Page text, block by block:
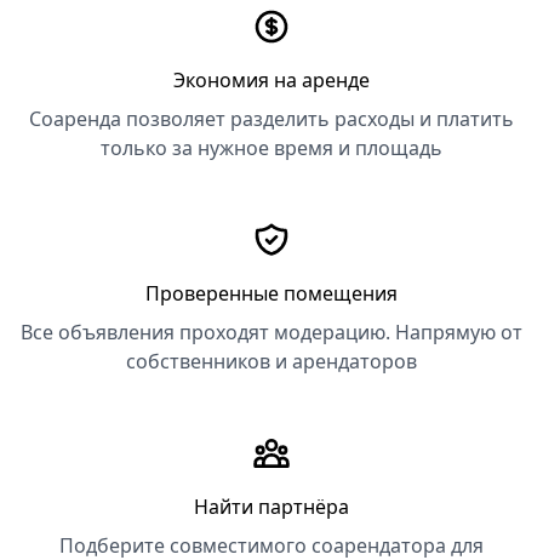
Экономия на аренде
Соаренда позволяет разделить расходы и платить
только за нужное время и площадь
Проверенные помещения
Все объявления проходят модерацию. Напрямую от
собственников и арендаторов
Найти партнёра
Подберите совместимого соарендатора для